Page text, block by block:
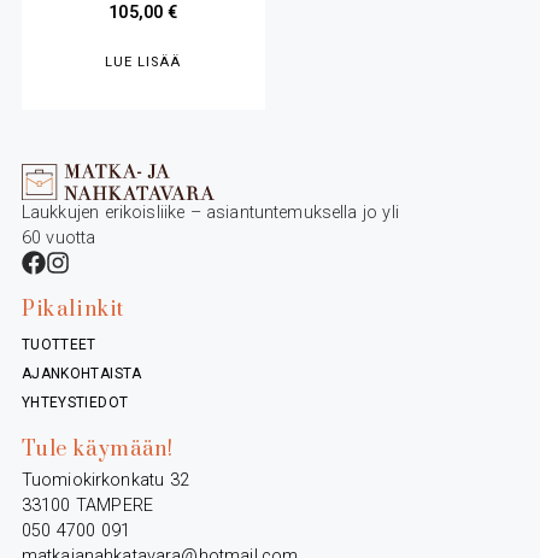
105,00€
LUE LISÄÄ
Laukkujen erikoisliike – asiantuntemuksella jo yli
60 vuotta
Pikalinkit
TUOTTEET
AJANKOHTAISTA
YHTEYSTIEDOT
Tule käymään!
Tuomiokirkonkatu 32
33100 TAMPERE
050 4700 091